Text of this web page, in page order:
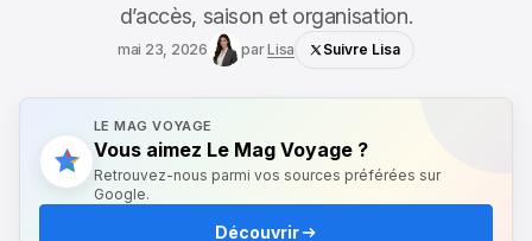
d’accès, saison et organisation.
mai 23, 2026 parLisa Suivre Lisa
LE MAG VOYAGE
Vous aimez Le Mag Voyage ?
Retrouvez-nous parmi vos sources préférées sur
Google.
Découvrir